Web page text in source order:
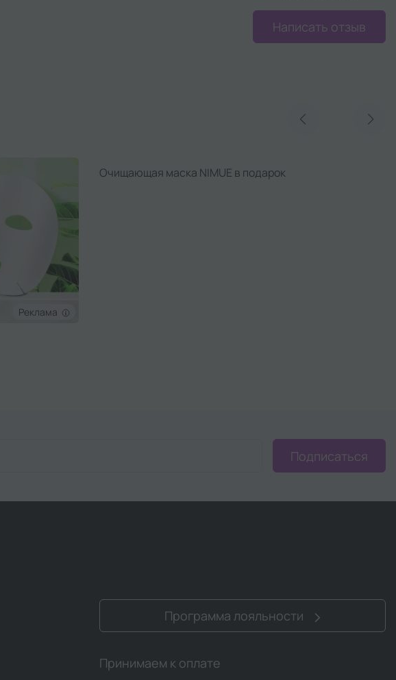
Написать отзыв
Реклама
Подписаться
Программа лояльности
Принимаем к оплате